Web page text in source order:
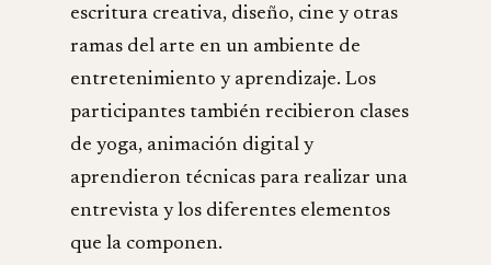
escritura creativa, diseño, cine y otras
ramas del arte en un ambiente de
entretenimiento y aprendizaje. Los
participantes también recibieron clases
de yoga, animación digital y
aprendieron técnicas para realizar una
entrevista y los diferentes elementos
que la componen.